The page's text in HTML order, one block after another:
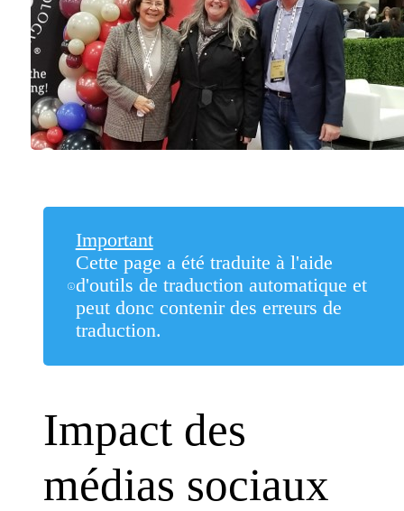
Important
Cette page a été traduite à l'aide
d'outils de traduction automatique et
peut donc contenir des erreurs de
traduction.
Impact des
médias sociaux